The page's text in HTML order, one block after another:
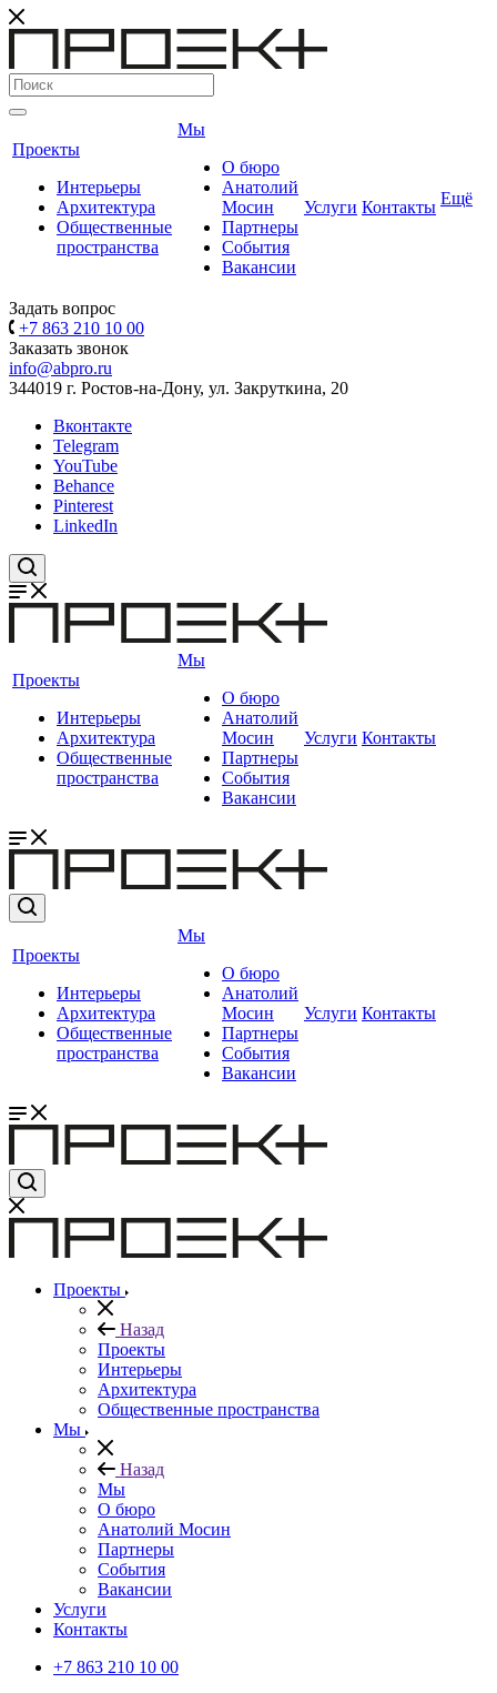
Проекты
Интерьеры
Архитектура
Общественные
пространства
Мы
О бюро
Анатолий
Мосин
Партнеры
События
Вакансии
Услуги Контакты Ещё
Задать вопрос
+7 863 210 10 00
Заказать звонок
info@abpro.ru
344019 г. Ростов-на-Дону, ул. Закруткина, 20
Вконтакте
Telegram
YouTube
Behance
Pinterest
LinkedIn
Проекты
Интерьеры
Архитектура
Общественные
пространства
Мы
О бюро
Анатолий
Мосин
Партнеры
События
Вакансии
Услуги Контакты
Проекты
Интерьеры
Архитектура
Общественные
пространства
Мы
О бюро
Анатолий
Мосин
Партнеры
События
Вакансии
Услуги Контакты
Проекты
Назад
Проекты
Интерьеры
Архитектура
Общественные пространства
Мы
Назад
Мы
О бюро
Анатолий Мосин
Партнеры
События
Вакансии
Услуги
Контакты
+7 863 210 10 00